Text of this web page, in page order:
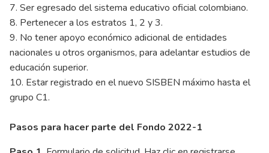
7. Ser egresado del sistema educativo oficial colombiano.
8. Pertenecer a los estratos 1, 2 y 3.
9. No tener apoyo económico adicional de entidades
nacionales u otros organismos, para adelantar estudios de
educación superior.
10. Estar registrado en el nuevo SISBEN máximo hasta el
grupo C1.
Pasos para hacer parte del Fondo 2022-1